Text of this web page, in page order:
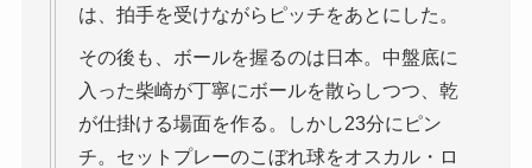
は、拍手を受けながらピッチをあとにした。
その後も、ボールを握るのは日本。中盤底に
入った柴崎が丁寧にボールを散らしつつ、乾
が仕掛ける場面を作る。しかし23分にピン
チ。セットプレーのこぼれ球をオスカル・ロ